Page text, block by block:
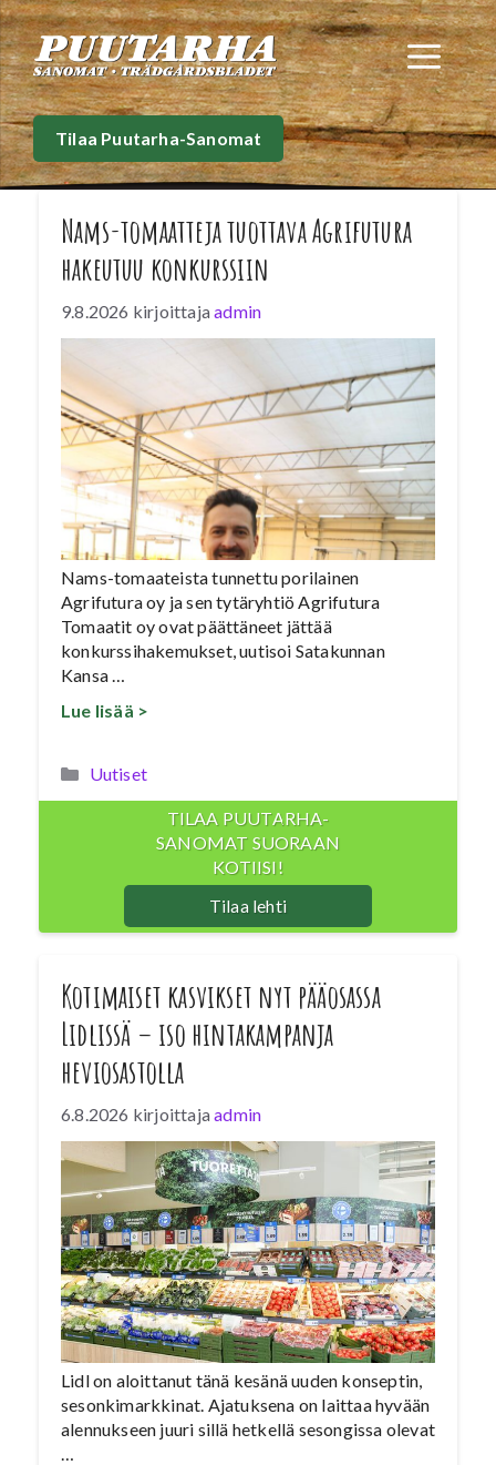
Siirry
sisältöön
Tilaa Puutarha-Sanomat
Nams-tomaatteja tuottava Agrifutura
hakeutuu konkurssiin
9.8.2026 kirjoittajaadmin
Nams-tomaateista tunnettu porilainen
Agrifutura oy ja sen tytäryhtiö Agrifutura
Tomaatit oy ovat päättäneet jättää
konkurssihakemukset, uutisoi Satakunnan
Kansa …
Lue lisää >
Kategoriat
Uutiset
TILAA PUUTARHA-
SANOMAT SUORAAN
KOTIISI!
Tilaa lehti
Kotimaiset kasvikset nyt pääosassa
Lidlissä – iso hintakampanja
heviosastolla
6.8.2026 kirjoittajaadmin
Lidl on aloittanut tänä kesänä uuden konseptin,
sesonkimarkkinat. Ajatuksena on laittaa hyvään
alennukseen juuri sillä hetkellä sesongissa olevat
…